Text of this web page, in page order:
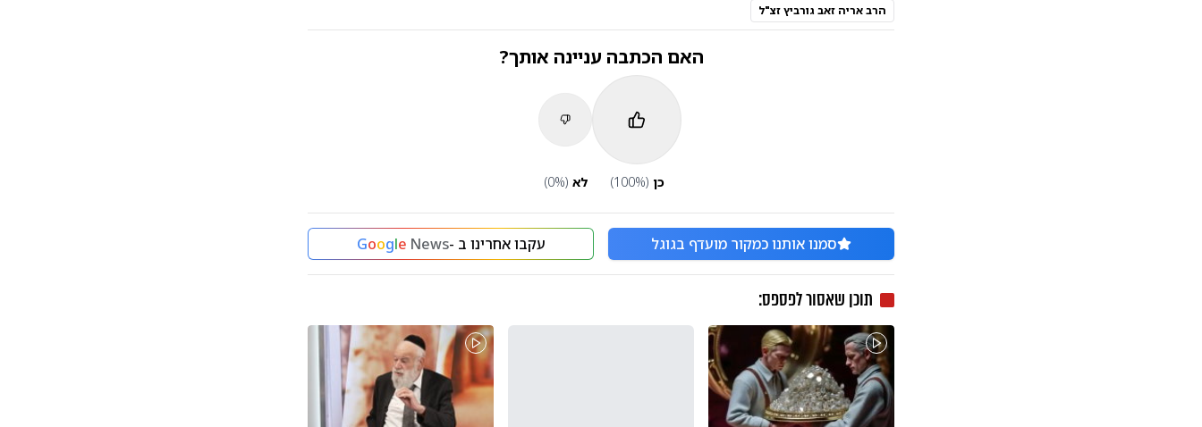
הרב אריה זאב גורביץ זצ"ל
האם הכתבה עניינה אותך?
כן (
100%) לא (
0%)
סמנו אותנו כמקור מועדף בגוגל עקבו אחרינו ב - Google News
תוכן שאסור לפספס: